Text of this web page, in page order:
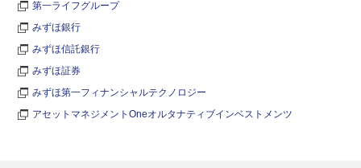
第一ライフグループ
みずほ銀行
みずほ信託銀行
みずほ証券
みずほ第一フィナンシャルテクノロジー
アセットマネジメントOneオルタナティブインベストメンツ